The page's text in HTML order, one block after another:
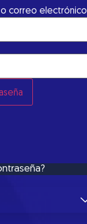
correo electrónico